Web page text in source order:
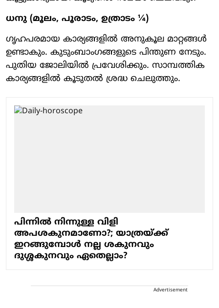
ധനു (മൂലം, പൂരാടം, ഉത്രാടം ¼)
ഗൃഹപരമായ കാര്യങ്ങളിൽ അനുകൂല മാറ്റങ്ങൾ
ഉണ്ടാകും. കുടുംബാംഗങ്ങളുടെ പിന്തുണ നേടും.
പുതിയ ജോലിയിൽ പ്രവേശിക്കും. സാമ്പത്തിക
കാര്യങ്ങളിൽ കൂടുതൽ ശ്രദ്ധ ചെലുത്തും.
പിന്നില്‍ നിന്നുള്ള വിളി
അപശകുനമാണോ?; യാത്രയ്ക്ക്
ഇറങ്ങുമ്പോള്‍ നല്ല ശകുനവും
ദുശ്ശകുനവും ഏതെല്ലാം?
Advertisement